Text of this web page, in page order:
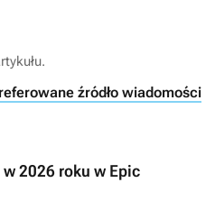
źródło wiadomości
2026 roku w Epic